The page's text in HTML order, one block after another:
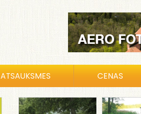
ATSAUKSMES CENAS